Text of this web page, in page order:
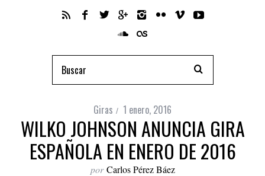
Giras 1 enero, 2016
WILKO JOHNSON ANUNCIA GIRA
ESPAÑOLA EN ENERO DE 2016
por Carlos Pérez Báez